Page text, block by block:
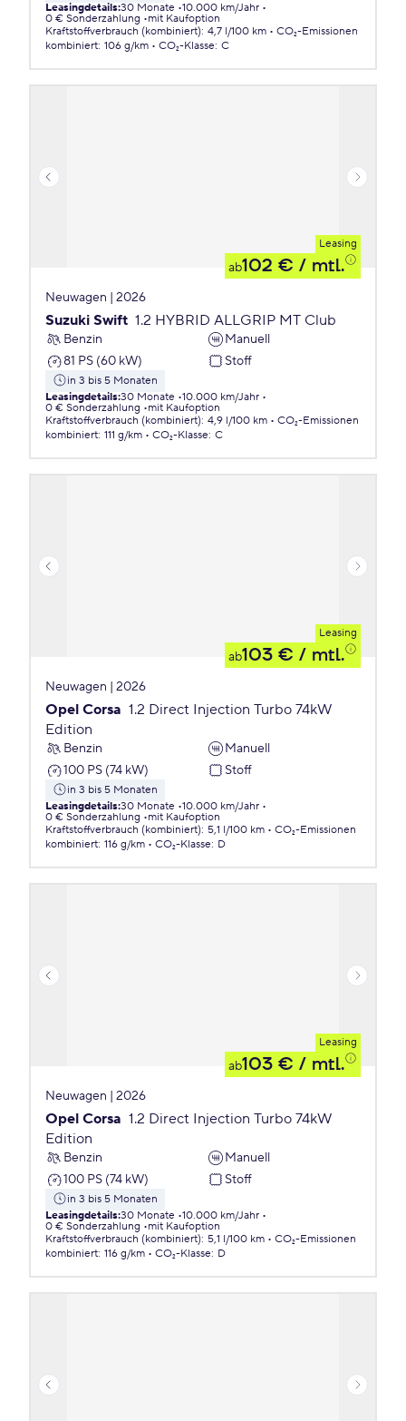
Leasingdetails:30 Monate 10.000 km/Jahr
0 € Sonderzahlung
mit Kaufoption
Kraftstoffverbrauch (kombiniert): 4,7 l/100 km
CO₂-Emissionen
kombiniert: 106 g/km CO₂-Klasse: C
Leasing
ab102 € / mtl.
Neuwagen | 2026
Suzuki Swift 1.2 HYBRID ALLGRIP MT Club
Benzin
Manuell
81 PS (60 kW)
Stoff
in 3 bis 5 Monaten
Leasingdetails:30 Monate 10.000 km/Jahr
0 € Sonderzahlung
mit Kaufoption
Kraftstoffverbrauch (kombiniert): 4,9 l/100 km
CO₂-Emissionen
kombiniert: 111 g/km CO₂-Klasse: C
Leasing
ab103 € / mtl.
Neuwagen | 2026
Opel Corsa 1.2 Direct Injection Turbo 74kW
Edition
Benzin
Manuell
100 PS (74 kW)
Stoff
in 3 bis 5 Monaten
Leasingdetails:30 Monate 10.000 km/Jahr
0 € Sonderzahlung
mit Kaufoption
Kraftstoffverbrauch (kombiniert): 5,1 l/100 km
CO₂-Emissionen
kombiniert: 116 g/km CO₂-Klasse: D
Leasing
ab103 € / mtl.
Neuwagen | 2026
Opel Corsa 1.2 Direct Injection Turbo 74kW
Edition
Benzin
Manuell
100 PS (74 kW)
Stoff
in 3 bis 5 Monaten
Leasingdetails:30 Monate 10.000 km/Jahr
0 € Sonderzahlung
mit Kaufoption
Kraftstoffverbrauch (kombiniert): 5,1 l/100 km
CO₂-Emissionen
kombiniert: 116 g/km CO₂-Klasse: D